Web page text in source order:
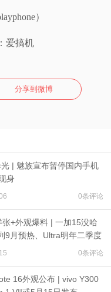
）
爱搞机
分享到微博
| 魅族宣布暂停国内手机
身
0条评论
+外观爆料 | 一加15没哈
9月预热、Ultra明年二季度
0条评论
16外观公布 | vivo Y300